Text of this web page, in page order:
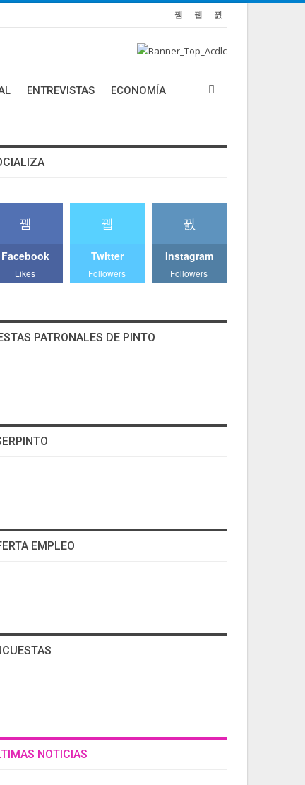
ENTREVISTAS ECONOMÍA
Facebook
Likes
Twitter
Followers
Instagram
Followers
PATRONALES DE PINTO
EMPLEO
NOTICIAS